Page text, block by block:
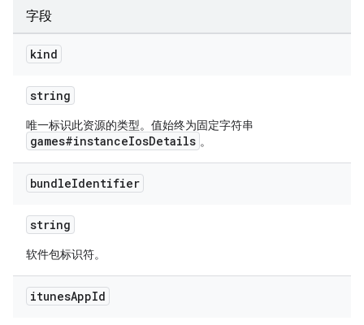
字段
kind
string
唯一标识此资源的类型。值始终为固定字符串
games#instanceIosDetails 。
bundleIdentifier
string
软件包标识符。
itunesAppId